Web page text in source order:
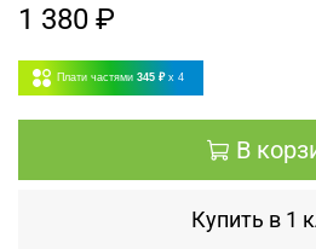
1 380 ₽
Плати частями 345 ₽ x 4
В
Купить в 1